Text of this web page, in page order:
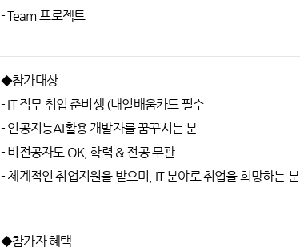
- Team 프로젝트
◆참가대상
- IT 직무 취업 준비생 (내일배움카드 필수
- 인공지능AI활용 개발자를 꿈꾸시는 분
- 비전공자도 OK, 학력 & 전공 무관
- 체계적인 취업지원을 받으며, IT 분야로 취업을 희망하는 분
◆참가자 혜택